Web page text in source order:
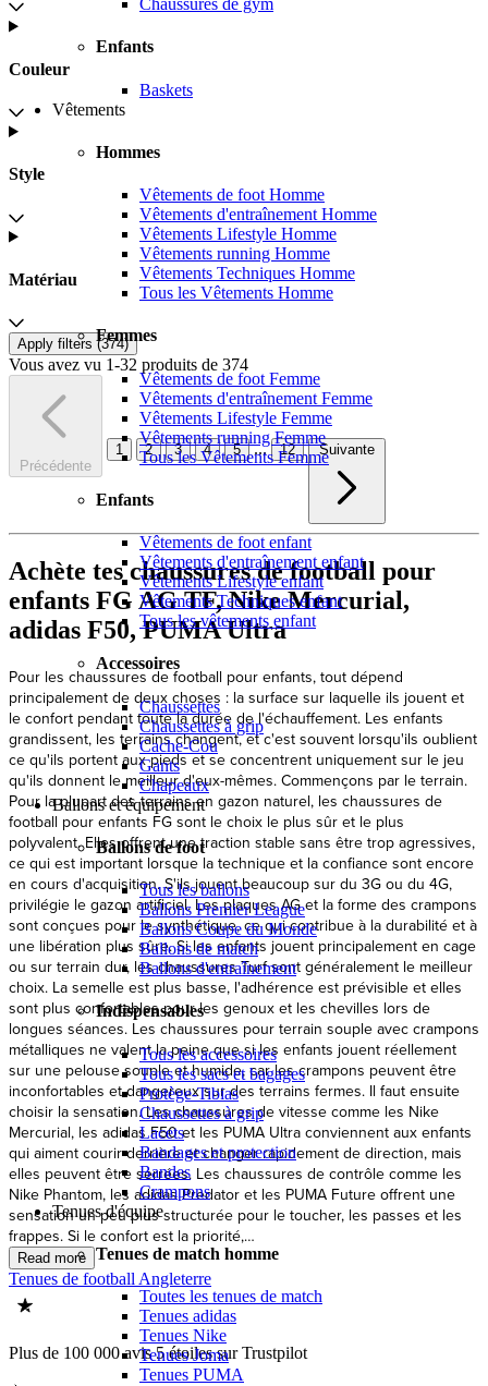
Chaussures de gym
Enfants
Baskets
Vêtements
Hommes
Vêtements de foot Homme
Vêtements d'entraînement Homme
Vêtements Lifestyle Homme
Vêtements running Homme
Vêtements Techniques Homme
Tous les Vêtements Homme
Femmes
Vêtements de foot Femme
Vêtements d'entraînement Femme
Vêtements Lifestyle Femme
Vêtements running Femme
Tous les Vêtements Femme
Enfants
Vêtements de foot enfant
Vêtements d'entraînement enfant
Vêtements Lifestyle enfant
Vêtements Techniques enfant
Tous les vêtements enfant
Accessoires
Chaussettes
Chaussettes à grip
Cache-Cou
Gants
Chapeaux
Ballons et équipement
Ballons de foot
Tous les ballons
Ballons Premier League
Ballons Coupe du Monde
Ballons de match
Ballons d'entraînement
Indispensables
Tous les accessoires
Tous les sacs et bagages
Protège-Tibias
Chaussettes à grip
Lacets
Bandages et protection
Bandes
Crampons
Tenues d'équipe
Tenues de match homme
Toutes les tenues de match
Tenues adidas
Tenues Nike
Tenues Joma
Tenues PUMA
Couleur
Style
Matériau
Apply filters (374)
Vous avez vu 1-32 produits de 374
Précédente
1 2 3 4 5 ... 12 Suivante
Achète tes chaussures de football pour
enfants FG AG TF, Nike Mercurial,
adidas F50, PUMA Ultra
Tenues de football Angleterre
Plus de 100 000 avis 5 étoiles sur Trustpilot